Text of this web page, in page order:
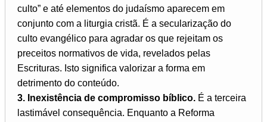
culto” e até elementos do judaísmo aparecem em
conjunto com a liturgia cristã. É a secularização do
culto evangélico para agradar os que rejeitam os
preceitos normativos de vida, revelados pelas
Escrituras. Isto significa valorizar a forma em
detrimento do conteúdo.
3. Inexistência de compromisso bíblico. É a terceira
lastimável consequência. Enquanto a Reforma